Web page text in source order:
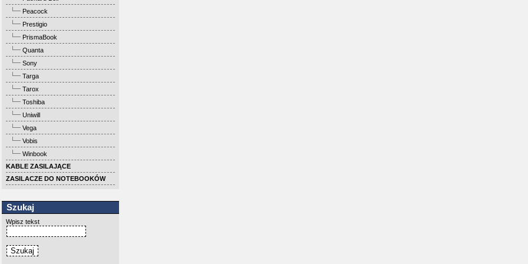
Peacock
Prestigio
PrismaBook
Quanta
Sony
Targa
Tarox
Toshiba
Uniwill
Vega
Vobis
Winbook
KABLE ZASILAJĄCE
ZASILACZE DO NOTEBOOKÓW
Szukaj
Wpisz tekst